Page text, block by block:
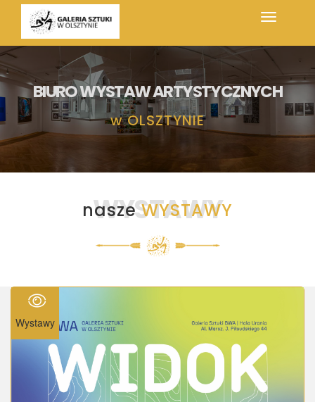
BIURO WYSTAW ARTYSTYCZNYCH
w OLSZTYNIE
WYSTAWY
naszeWYSTAWY
Wystawy